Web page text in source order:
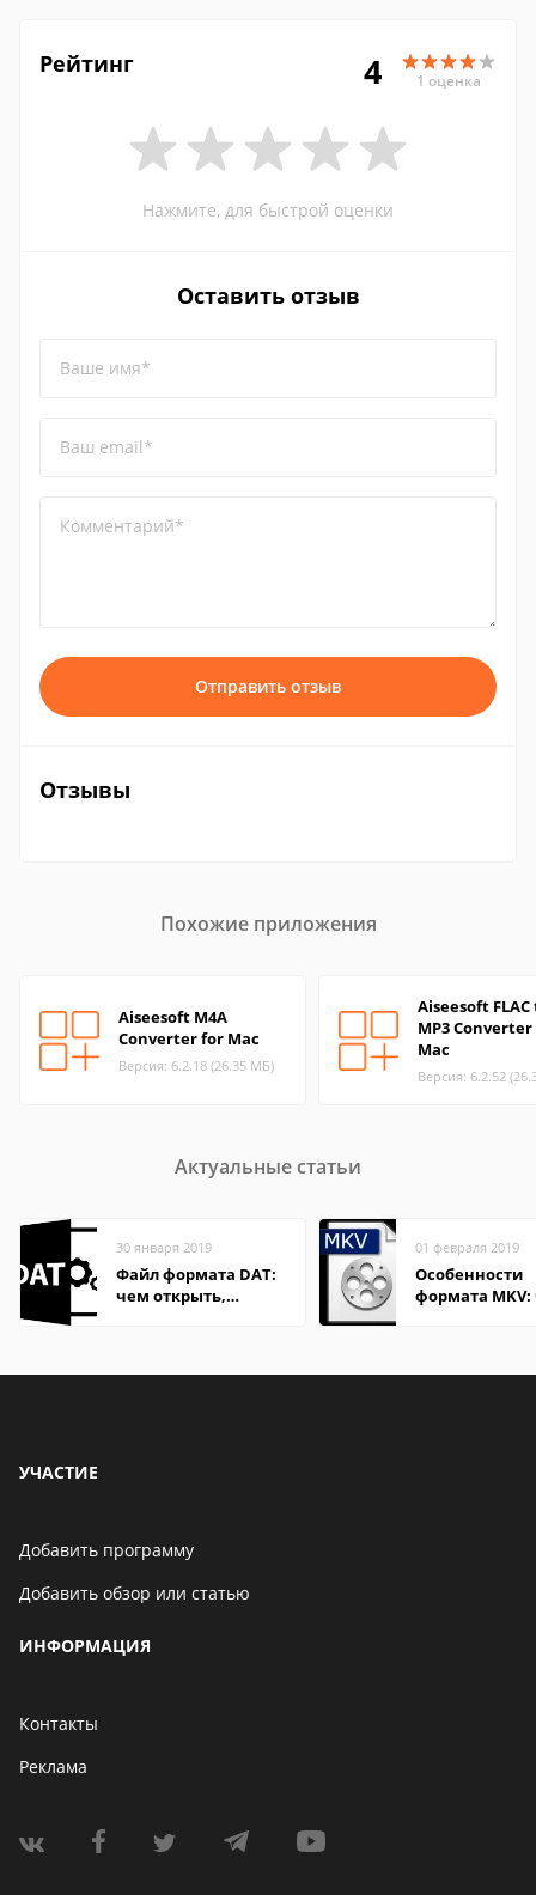
Рейтинг 4 1 оценка
Нажмите, для быстрой оценки
Оставить отзыв
Ваше имя*
Ваш email*
Комментарий*
Отправить отзыв
Отзывы
Похожие приложения
Aiseesoft M4A
Converter for Mac
Версия: 6.2.18 (26.35 МБ)
Aiseesoft FLAC
MP3
Mac
Версия: 6.2.52
Актуальные статьи
30 января 2019
Файл формата DAT:
чем открыть,
01 февраля 2019
Особенности
формата
УЧАСТИЕ
Добавить программу
Добавить обзор или статью
ИНФОРМАЦИЯ
Контакты
Реклама